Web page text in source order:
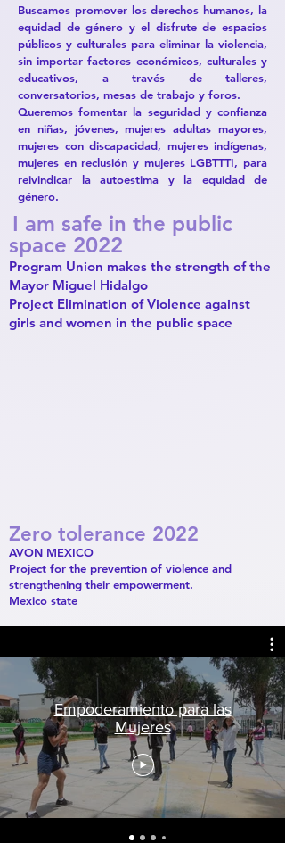
Buscamos promover los derechos humanos, la
equidad de género y el disfrute de espacios
públicos y culturales para eliminar la violencia,
sin importar factores económicos, culturales y
educativos, a través de talleres,
conversatorios, mesas de trabajo y foros.
Queremos fomentar la seguridad y confianza
en niñas, jóvenes, mujeres adultas mayores,
mujeres con discapacidad, mujeres indígenas,
mujeres en reclusión y mujeres LGBTTTI, para
reivindicar la autoestima y la equidad de
género.
I am safe in the public
space 2022
Program Union makes the strength of the
Mayor Miguel Hidalgo
Project Elimination of Violence against
girls and women in the public space
Zero tolerance 2022
AVON MEXICO
Project for the prevention of violence and
strengthening their empowerment.
Mexico state
Empoderamiento para las
Mujeres